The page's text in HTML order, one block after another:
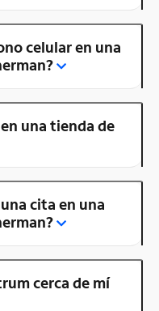
celular en una
una tienda de
cita en una
cerca de mí